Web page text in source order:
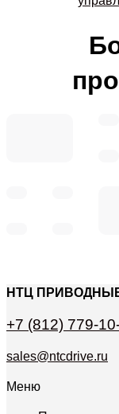
НТЦ
+7 (812) 779-
sales@ntcdrive.ru
Меню